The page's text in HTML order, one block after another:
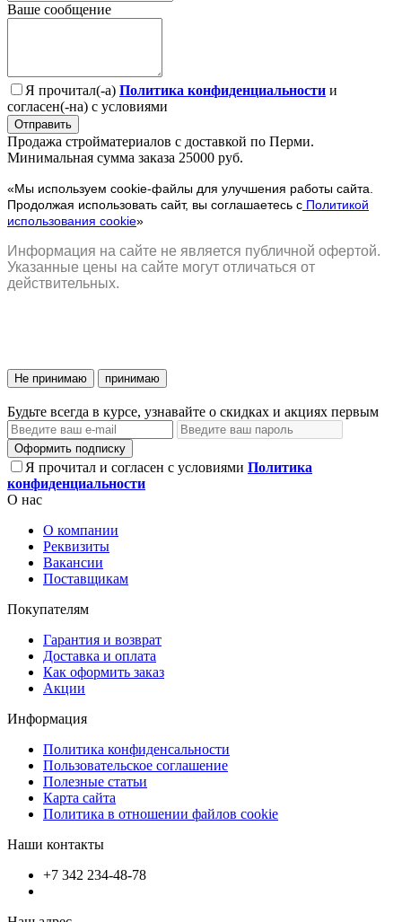
Ваше сообщение
Я прочитал(-а) Политика конфиденциальности и
согласен(-на) с условиями
Отправить
Продажа стройматериалов с доставкой по Перми.
Минимальная сумма заказа 25000 руб.
«Мы используем cookie-файлы для улучшения работы сайта.
Продолжая использовать сайт, вы соглашаетесь с Политикой
использования cookie»
Информация на сайте не является публичной офертой.
Указанные цены на сайте могут отличаться от
действительных.
Не принимаю принимаю
Будьте всегда в курсе, узнавайте о скидках и акциях первым
Оформить подписку
Я прочитал и согласен с условиями Политика
конфиденциальности
О нас
О компании
Реквизиты
Вакансии
Поставщикам
Покупателям
Гарантия и возврат
Доставка и оплата
Как оформить заказ
Акции
Информация
Политика конфиденсальности
Пользовательское соглашение
Полезные статьи
Карта сайта
Политика в отношении файлов cookie
Наши контакты
+7 342 234-48-78